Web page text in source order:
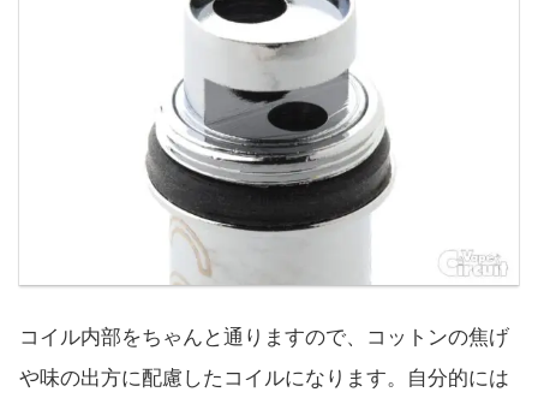
コイル内部をちゃんと通りますので、コットンの焦げ
や味の出方に配慮したコイルになります。自分的には